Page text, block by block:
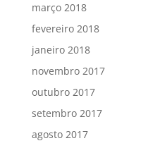
março 2018
fevereiro 2018
janeiro 2018
novembro 2017
outubro 2017
setembro 2017
agosto 2017